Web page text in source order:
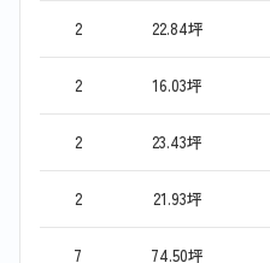
2 22.84坪
2 16.03坪
2 23.43坪
2 21.93坪
7 74.50坪